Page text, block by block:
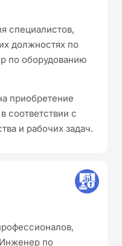
специалистов,
должностях по
по оборудованию
приобретение
соответствии с
и рабочих задач.
по